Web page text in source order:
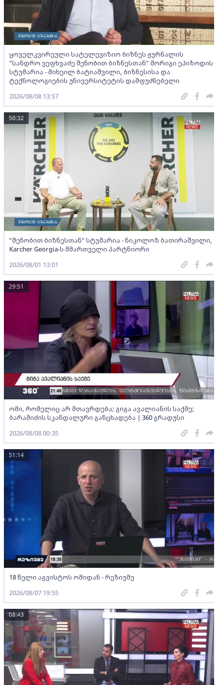
ყოველკვირეული სატელევიზიო ბიზნეს ჟურნალის
"სანდრო ვეფხვაძე შენობით ბიზნესთან" მორიგი ეპიზოდის
სტუმარია - მიხეილ ბატიაშვილი, ბიზნესისა და
ტექნოლოგიების უნივერსიტეტის დამფუძნებელი
2026/08/08 13:57
"შენობით ბიზნესთან" სტუმარია - ნიკოლოზ ბათირაშვილი,
Karcher Georgia-ს მმართველი პარტნიორი
50:32
2026/08/01 13:01
ომი, რომელიც არ მთავრდება; გიგა ავალიანის საქმე;
ბარამიძის სკანდალური განცხადება | 360 გრადუსი
29:51
2026/08/08 00:35
18 წელი აგვისტოს ომიდან - რეზიუმე
51:14
2026/08/07 19:55
08:43